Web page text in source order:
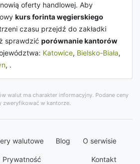
oferty handlowej. Aby
kurs forinta węgierskiego
czasu przejdź do zakładki
sprawdzić porównanie kantorów
Katowice, Bielsko-Biała,
, .
walut ma charakter informacyjny. Podane ceny
zweryfikować w kantorze.
walutowe Blog O serwisie
Prywatność Kontakt